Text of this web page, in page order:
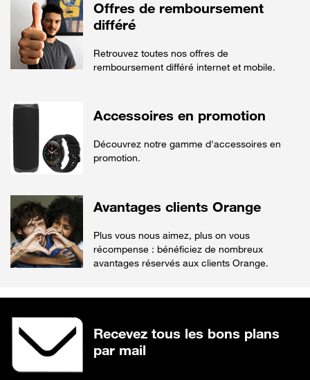
Offres de remboursement
différé
Retrouvez toutes nos offres de
remboursement différé internet et mobile.
Accessoires en promotion
Découvrez notre gamme d'accessoires en
promotion.
Avantages clients Orange
Plus vous nous aimez, plus on vous
récompense : bénéficiez de nombreux
avantages réservés aux clients Orange.
Recevez tous les bons plans
par mail